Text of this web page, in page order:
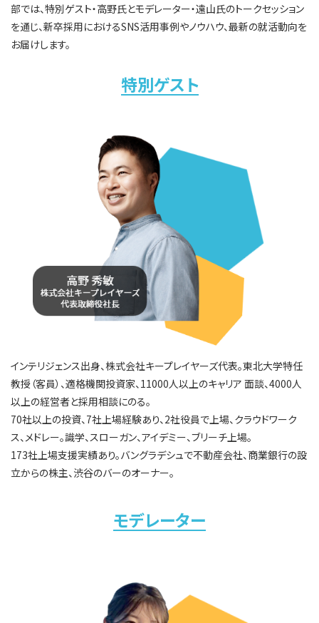
部では、特別ゲスト・高野氏とモデレーター・遠山氏のトークセッション
を通じ、新卒採用におけるSNS活用事例やノウハウ、最新の就活動向を
お届けします。
特別ゲスト
インテリジェンス出身、株式会社キープレイヤーズ代表。東北大学特任
教授（客員）、適格機関投資家、11000人以上のキャリア 面談、4000人
以上の経営者と採用相談にのる。
70社以上の投資、7社上場経験あり、2社役員で上場、クラウドワーク
ス、メドレー。識学、スローガン、アイデミー、ブリーチ上場。
173社上場支援実績あり。バングラデシュで不動産会社、商業銀行の設
立からの株主、渋谷のバーのオーナー。
モデレーター